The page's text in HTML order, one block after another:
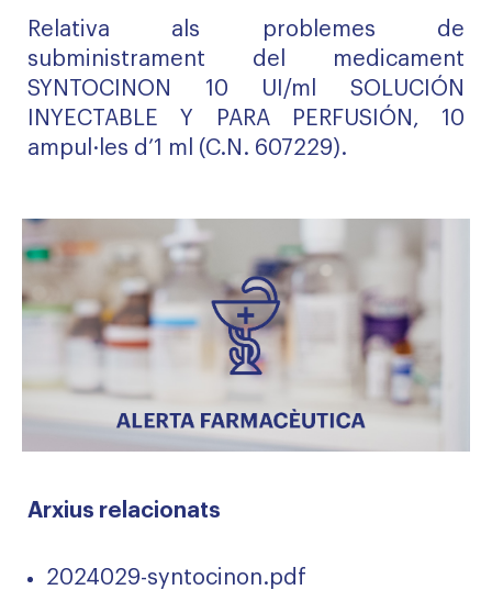
Arxius relacionats
2024029-syntocinon.pdf
Relativa als problemes de
subministrament del medicament
SYNTOCINON 10 UI/ml SOLUCIÓN
INYECTABLE Y PARA PERFUSIÓN, 10
ampul·les d’1 ml (C.N. 607229).